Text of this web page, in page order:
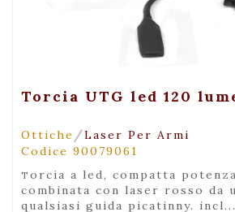
+
Torcia UTG led 120
Ottiche /Laser Per Armi
Codice 90079061
torcia a led, compatta potenza 120,
combinata con laser rosso da
qualsiasi guida picatinny. incl...